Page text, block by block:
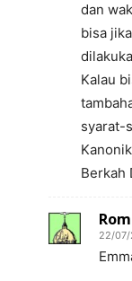
dan
bisa
Kalau
syarat-
Berkah
22/07/